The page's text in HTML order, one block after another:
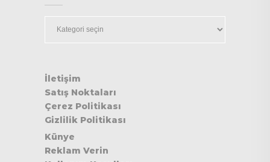
İletişim
Satış Noktaları
Çerez Politikası
Gizlilik Politikası
Künye
Reklam Verin